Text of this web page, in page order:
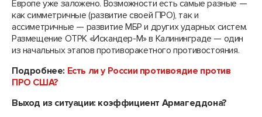
Европе уже заложено. Возможности есть самые разные —
как симметричные (развитие своей ПРО), так и
ассиметричные — развитие МБР и других ударных систем.
Размещение ОТРК «Искандер-М» в Калининграде — один
из начальных этапов противоракетного противостояния.
Подробнее: Есть ли у России противоядие против
ПРО США?
Выход из ситуации: коэффициент Армагеддона?